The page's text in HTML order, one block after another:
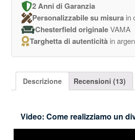
2 Anni di Garanzia
Personalizzabile su misurain
Chesterfield originaleVAMA
Targhetta di autenticitàin
Descrizione Recensioni (13)
Video: Come realizziamo un